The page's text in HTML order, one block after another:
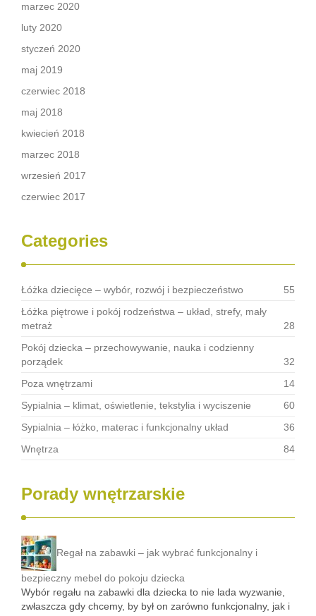
marzec 2020
luty 2020
styczeń 2020
maj 2019
czerwiec 2018
maj 2018
kwiecień 2018
marzec 2018
wrzesień 2017
czerwiec 2017
Categories
Łóżka dziecięce – wybór, rozwój i bezpieczeństwo
55
Łóżka piętrowe i pokój rodzeństwa – układ, strefy, mały
metraż
28
Pokój dziecka – przechowywanie, nauka i codzienny
porządek
32
Poza wnętrzami
14
Sypialnia – klimat, oświetlenie, tekstylia i wyciszenie
60
Sypialnia – łóżko, materac i funkcjonalny układ
36
Wnętrza
84
Porady wnętrzarskie
Regał na zabawki – jak wybrać funkcjonalny i
bezpieczny mebel do pokoju dziecka
Wybór regału na zabawki dla dziecka to nie lada wyzwanie,
zwłaszcza gdy chcemy, by był on zarówno funkcjonalny, jak i